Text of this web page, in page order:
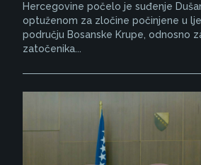
Hercegovine počelo je suđenje
optuženom za zločine počinjene u
području Bosanske Krupe, odnosno
zatočenika...